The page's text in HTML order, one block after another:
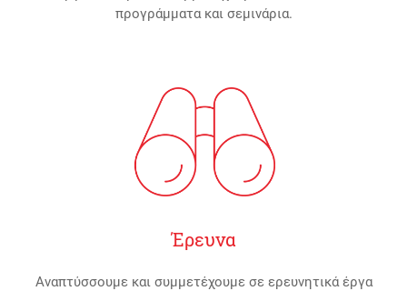
προγράμματα και σεμινάρια.
Έρευνα
Αναπτύσσουμε και συμμετέχουμε σε ερευνητικά έργα